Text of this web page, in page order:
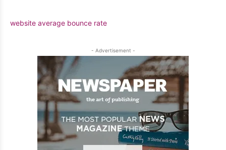
website average bounce rate
- Advertisement -